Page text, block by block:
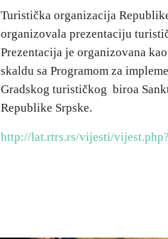
Turistička organizacija
organizovala prezentaciju
Prezentacija je organizovana
skaldu sa Programom za
Gradskog turističkog biroa
Republike Srpske.
http://lat.rtrs.rs/vijesti/